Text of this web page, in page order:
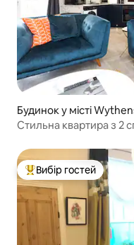
Будинок у місті
Стильна квартира з 2
Топ вибір гостей
Вибір гостей